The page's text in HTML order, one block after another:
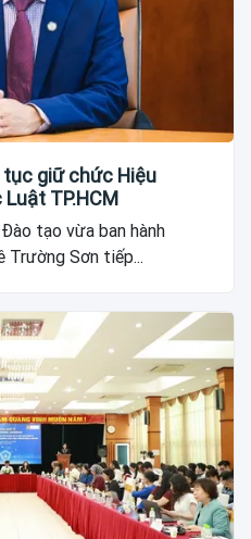
giữ chức Hiệu
TP.HCM
tạo vừa ban hành
Trường Sơn tiếp...